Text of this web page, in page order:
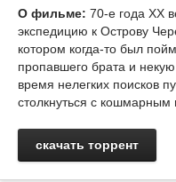
О фильме: 70-е года XX
экспедицию к Острову
котором когда-то был
пропавшего брата и
время нелегких поисков
столкнуться с кошмарным
скачать торрент